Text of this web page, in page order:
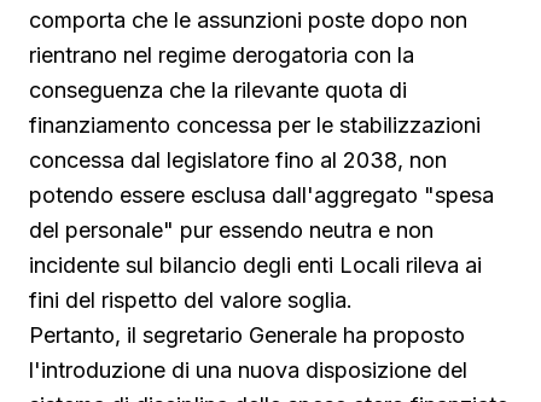
comporta che le assunzioni poste dopo non
rientrano nel regime derogatoria con la
conseguenza che la rilevante quota di
finanziamento concessa per le stabilizzazioni
concessa dal legislatore fino al 2038, non
potendo essere esclusa dall'aggregato "spesa
del personale" pur essendo neutra e non
incidente sul bilancio degli enti Locali rileva ai
fini del rispetto del valore soglia.
Pertanto, il segretario Generale ha proposto
l'introduzione di una nuova disposizione del